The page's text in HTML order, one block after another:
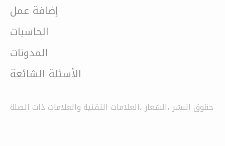
إضافة عمل
الحاسبات
المدونات
الأسئلة الشائعة
حقوق النشر ،الشعار ،العلامات التقنية والعلامات ذات الصلة